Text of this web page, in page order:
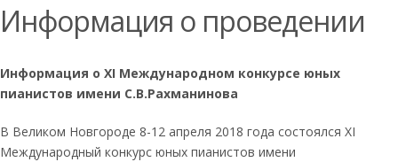
Информация о проведении
Информация о XI Международном конкурсе юных
пианистов имени С.В.Рахманинова
В Великом Новгороде 8-12 апреля 2018 года состоялся XI
Международный конкурс юных пианистов имени